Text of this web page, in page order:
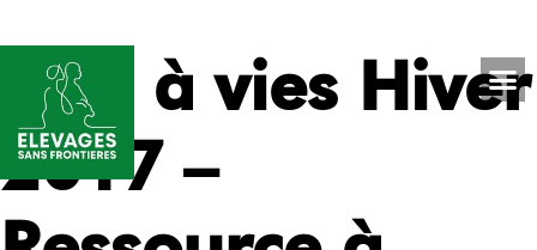
Vies à vies Hiver
2017 –